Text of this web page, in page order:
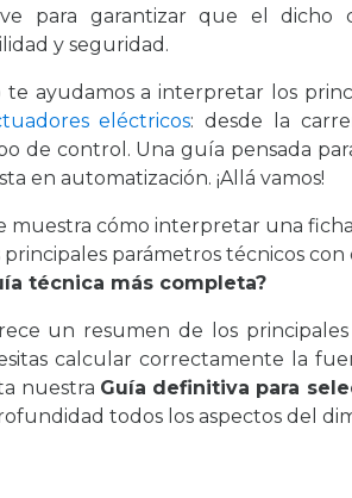
para garantizar que el dicho
y seguridad.
ayudamos a interpretar los
eléctricos: desde la
de control. Una guía pensada
en automatización. ¡Allá vamos!
técnica más completa?
un resumen de los
calcular correctamente la
nuestra Guía definitiva para
todos los aspectos del